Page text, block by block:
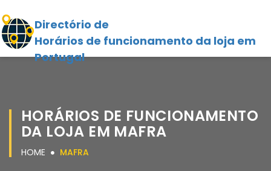
Directório de
Horários de funcionamento da loja em
Portugal
HORÁRIOS DE FUNCIONAMENTO
DA LOJA EM MAFRA
HOME MAFRA